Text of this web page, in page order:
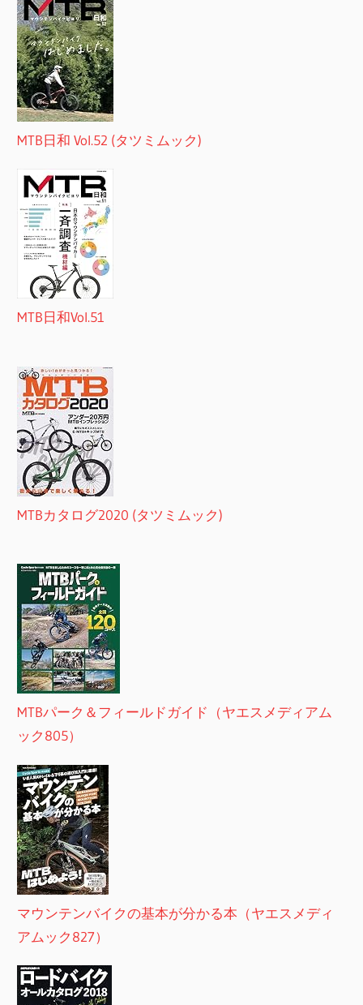
MTB日和 Vol.52 (タツミムック)
MTB日和Vol.51
MTBカタログ2020 (タツミムック)
MTBパーク＆フィールドガイド（ヤエスメディアム
ック805）
マウンテンバイクの基本が分かる本（ヤエスメディ
アムック827）